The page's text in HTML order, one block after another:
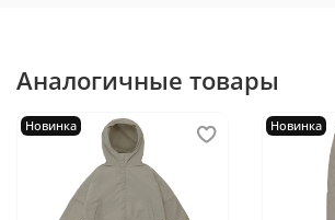
Аналогичные товары
Новинка Новинка